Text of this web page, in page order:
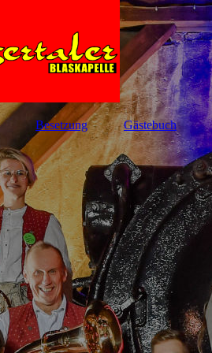
Besetzung Gästebuch